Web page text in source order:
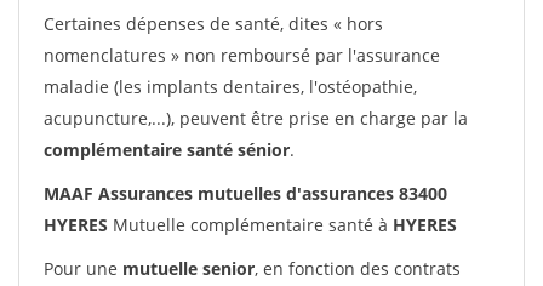
Certaines dépenses de santé, dites « hors
nomenclatures » non remboursé par l'assurance
maladie (les implants dentaires, l'ostéopathie,
acupuncture,...), peuvent être prise en charge par la
complémentaire santé sénior.
MAAF Assurances mutuelles d'assurances 83400
HYERES Mutuelle complémentaire santé à HYERES
Pour une mutuelle senior, en fonction des contrats